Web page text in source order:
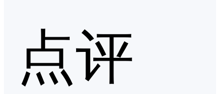
点评